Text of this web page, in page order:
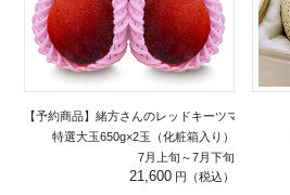
【予約商品】緒方さんのレッドキーツマンゴー
特選大玉650g×2玉（化粧箱入り）
7月上旬～7月下旬
21,600